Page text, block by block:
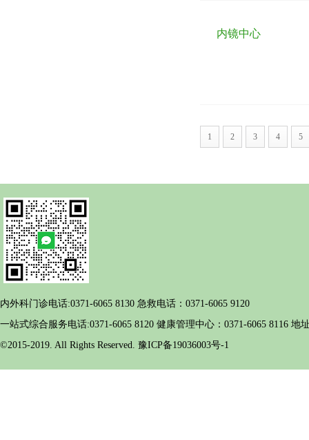
内镜中心
1 2 3 4 5
内外科门诊电话:0371-6065 8130 急救电话：0371-6065 9120
一站式综合服务电话:0371-6065 8120 健康管理中心：0371-6065 8116
©2015-2019. All Rights Reserved. 豫ICP备19036003号-1